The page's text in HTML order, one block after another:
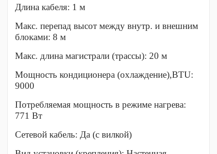
Длина кабеля: 1 м
Макс. перепад высот между внутр. и внешним
блоками: 8 м
Макс. длина магистрали (трассы): 20 м
Мощность кондиционера (охлаждение),BTU:
9000
Потребляемая мощность в режиме нагрева:
771 Вт
Сетевой кабель: Да (с вилкой)